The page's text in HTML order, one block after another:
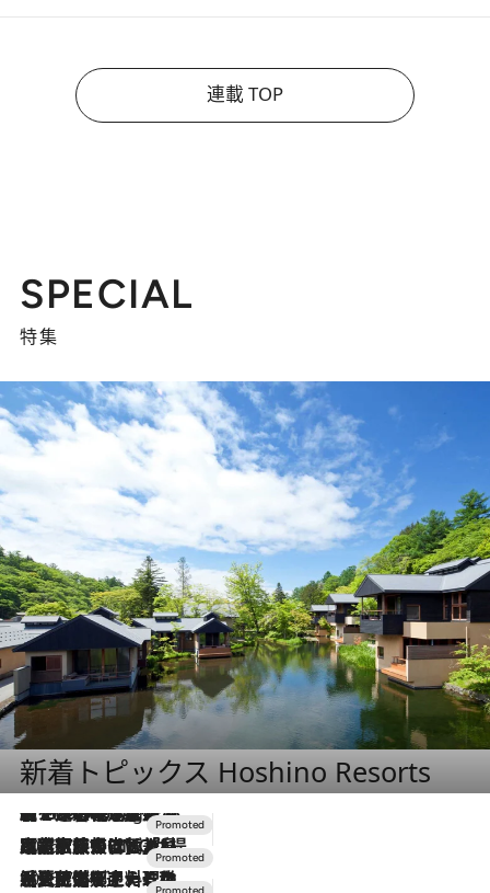
連載 TOP
SPECIAL
特集
新着トピックス Hoshino Resorts
10 Hours Ago
【トンボの足水浴】ヒノキの香りに包まれて涼感マックス！約13℃の湧水かけ流しを避暑地「星野温泉 トンボの湯」で体験
2026.7.31
【ホテル帰省】という選択肢をOMOが提案。家族とほどよい距離を保つには「昼は実家、夜は気兼ねなくホテルで！」
2026.7.24
【夏限定ディナーコース】旬を迎える稚鮎や花ズッキーニなどをイタリア・トスカーナの郷土料理の手法で満喫！